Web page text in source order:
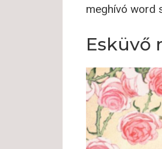
meghívó word
Esküvő